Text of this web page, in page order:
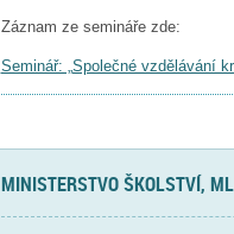
Záznam ze semináře zde:
Seminář: „Společné vzdělávání
MINISTERSTVO ŠKOLSTVÍ,